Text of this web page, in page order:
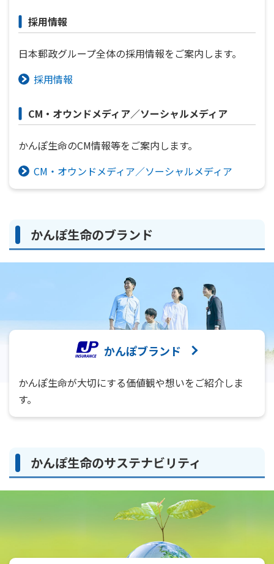
採用情報
日本郵政グループ全体の採用情報をご案内します。
採用情報
CM・オウンドメディア／ソーシャルメディア
かんぽ生命のCM情報等をご案内します。
CM・オウンドメディア／ソーシャルメディア
かんぽ生命のブランド
かんぽブランド
かんぽ生命が大切にする価値観や想いをご紹介しま
す。
かんぽ生命のサステナビリティ